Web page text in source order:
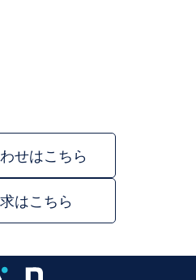
せはこちら
はこちら